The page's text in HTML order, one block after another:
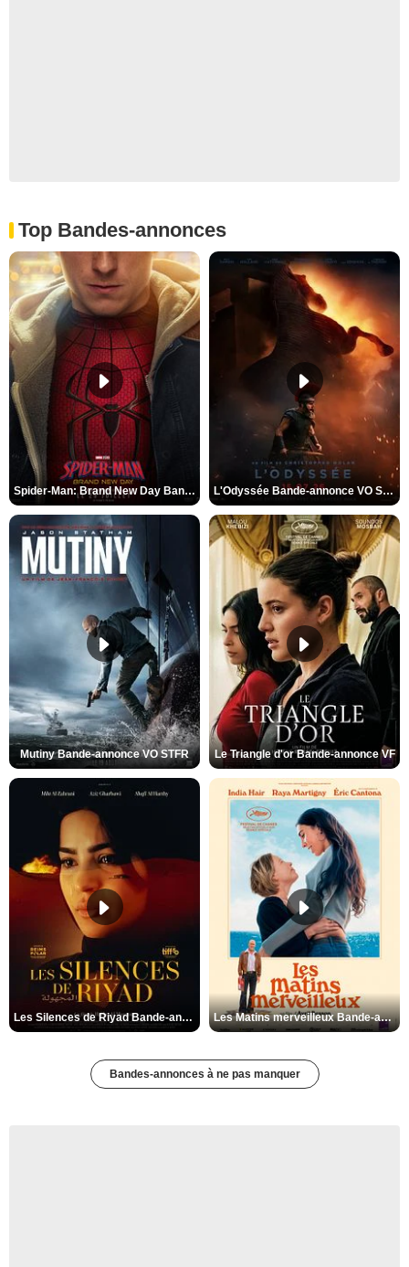
Top Bandes-annonces
Spider-Man: Brand New Day Bande-annonce VO STFR L'Odyssée Bande-annonce VO STFR
Mutiny Bande-annonce VO STFR Le Triangle d'or Bande-annonce VF
Les Silences de Riyad Bande-annonce VO STFR Les Matins merveilleux Bande-annonce VF
Bandes-annonces à ne pas manquer